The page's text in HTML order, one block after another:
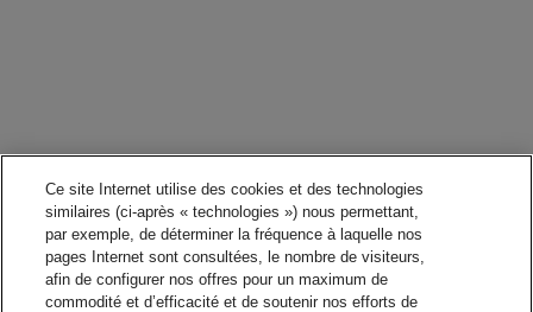
Ce site Internet utilise des cookies et des technologies
similaires (ci-après « technologies ») nous permettant,
par exemple, de déterminer la fréquence à laquelle nos
pages Internet sont consultées, le nombre de visiteurs,
afin de configurer nos offres pour un maximum de
commodité et d’efficacité et de soutenir nos efforts de